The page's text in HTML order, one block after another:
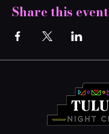
Share this event